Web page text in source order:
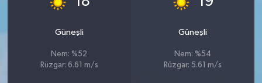
Güneşli
Nem: %52
Rüzgar: 6.61 m/s
Güneşli
Nem: %54
Rüzgar: 5.61 m/s